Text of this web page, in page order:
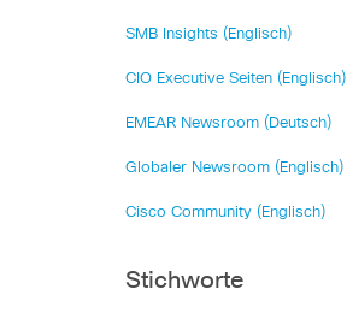
SMB Insights (Englisch)
CIO Executive Seiten (Englisch)
EMEAR Newsroom (Deutsch)
Globaler Newsroom (Englisch)
Cisco Community (Englisch)
Stichworte